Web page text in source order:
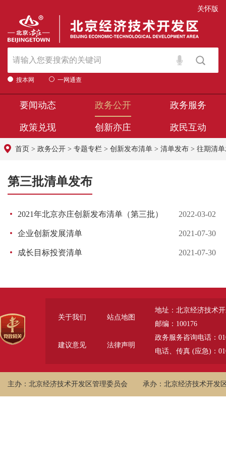
关怀版
搜本网 一网通查
要闻动态 政务公开 政务服务
政策兑现 创新亦庄 政民互动
首页 > 政务公开 > 专题专栏 > 创新发布清单 > 清单发布 > 往期清
第三批清单发布
2021年北京亦庄创新发布清单（第三批） 2022-03-02
企业创新发展清单 2021-07-30
成长目标投资清单 2021-07-30
关于我们 站点地图
建议意见 法律声明
地址：北京经济技术
邮编：100176
政务服务咨询电话：
电话、传真 (应急)：
主办：北京经济技术开发区管理委员会 承办：北京经济技术开发